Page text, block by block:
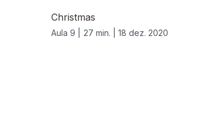
Christmas
Aula 9 | 27 min. | 18 dez. 2020